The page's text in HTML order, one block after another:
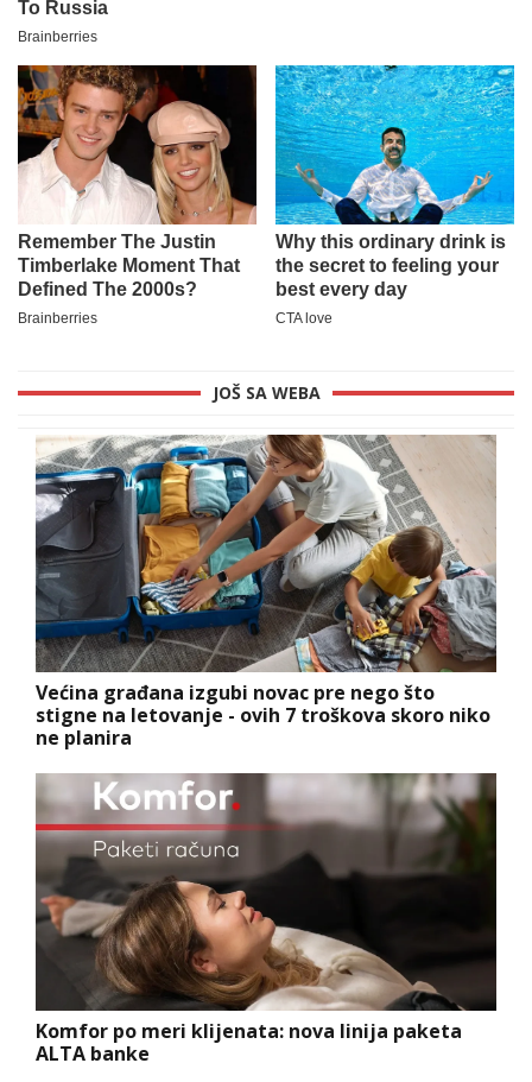
JOŠ SA WEBA
Većina građana izgubi novac pre nego što
stigne na letovanje - ovih 7 troškova skoro niko
ne planira
Komfor po meri klijenata: nova linija paketa
ALTA banke